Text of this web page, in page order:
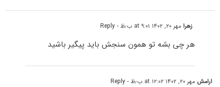
زهرامهر ۲۰, ۱۴۰۲ at ۹:۰۱ ب٫ظ - Reply
هر چی بشه تو همون سنجش باید پیگیر باشید
ارامش مهر ۲۰, ۱۴۰۲ at ۱۲:۰۲ ب٫ظ - Reply